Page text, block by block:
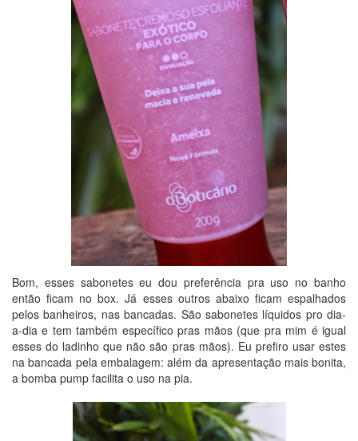
Bom, esses sabonetes eu dou preferência pra uso no banho
então ficam no box. Já esses outros abaixo ficam espalhados
pelos banheiros, nas bancadas. São sabonetes líquidos pro dia-
a-dia e tem também específico pras mãos (que pra mim é igual
esses do ladinho que não são pras mãos). Eu prefiro usar estes
na bancada pela embalagem: além da apresentação mais bonita,
a bomba pump facilita o uso na pia.